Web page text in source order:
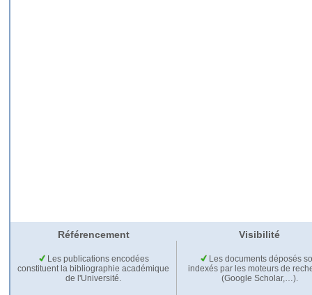
Référencement Visibilité
Les publications encodées
constituent la bibliographie académique
de l'Université.
Les documents déposés
indexés par les moteurs de
(Google Scholar,…).